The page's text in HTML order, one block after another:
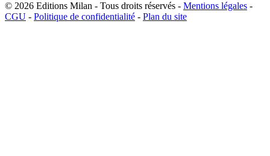
© 2026 Editions Milan - Tous droits réservés - Mentions légales -
CGU - Politique de confidentialité - Plan du site